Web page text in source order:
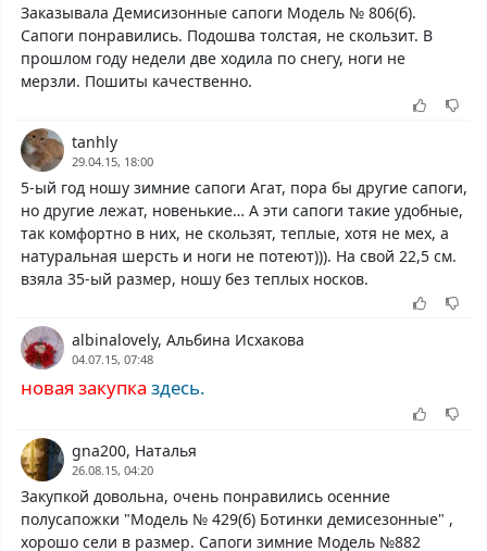
Заказывала Демисизонные сапоги Модель № 806(б).
Сапоги понравились. Подошва толстая, не скользит. В
прошлом году недели две ходила по снегу, ноги не
мерзли. Пошиты качественно.
tanhly
29.04.15, 18:00
5-ый год ношу зимние сапоги Агат, пора бы другие сапоги,
но другие лежат, новенькие… А эти сапоги такие удобные,
так комфортно в них, не скользят, теплые, хотя не мех, а
натуральная шерсть и ноги не потеют))). На свой 22,5 см.
взяла 35-ый размер, ношу без теплых носков.
albinalovely, Альбина Исхакова
04.07.15, 07:48
новая закупка здесь.
gna200, Наталья
26.08.15, 04:20
Закупкой довольна, очень понравились осенние
полусапожки "Модель № 429(б) Ботинки демисезонные" ,
хорошо сели в размер. Сапоги зимние Модель №882